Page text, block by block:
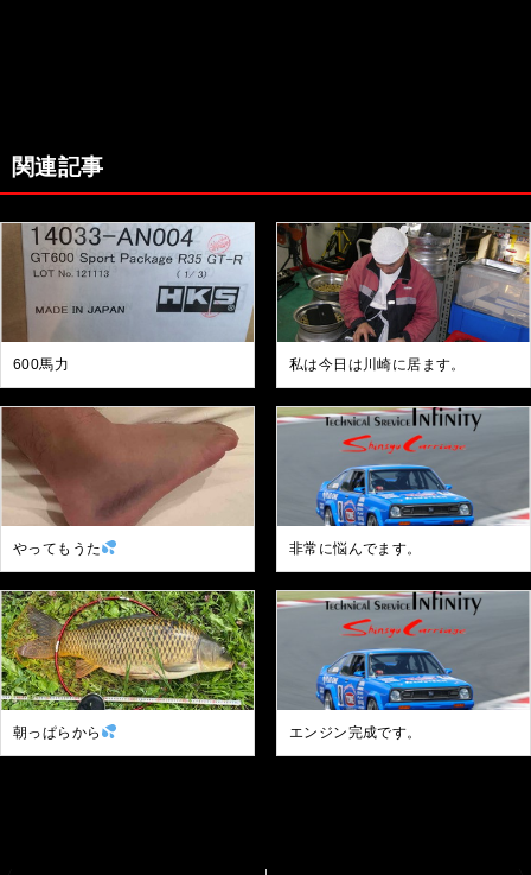
関連記事
600馬力 私は今日は川崎に居ます。
やってもうた 非常に悩んでます。
朝っぱらから エンジン完成です。